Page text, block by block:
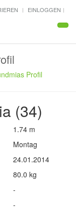
EINLOGGEN
Profil
(34)
1.74 m
Montag
24.01.2014
80.0 kg
-
-